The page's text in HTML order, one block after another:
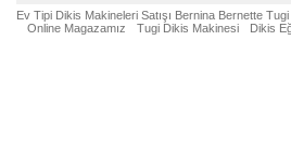
Ev Tipi Dikis Makineleri Satışı Bernina Bernette
Online Magazamız
Tugi Dikis Makinesi Dikis